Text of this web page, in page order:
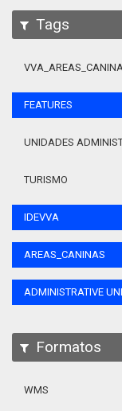
Tags
FEATURES
UNIDADES
TURISMO
IDEVVA
AREAS_CANINAS
ADMINISTRATIVE
Formatos
WMS